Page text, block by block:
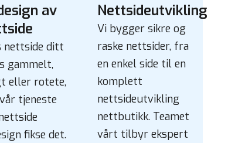
av
nettside ditt
gammelt,
eller rotete,
tjeneste
fikse det.
Nettsideutvikling
Vi bygger sikre og
raske nettsider, fra
en enkel side til en
komplett
nettsideutvikling
nettbutikk. Teamet
vårt tilbyr ekspert